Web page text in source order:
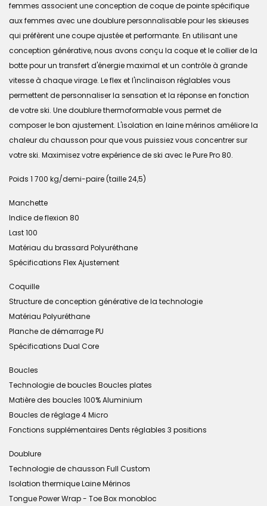
femmes associent une conception de coque de pointe spécifique
aux femmes avec une doublure personnalisable pour les skieuses
qui préfèrent une coupe ajustée et performante. En utilisant une
conception générative, nous avons conçu la coque et le collier de la
botte pour un transfert d'énergie maximal et un contrôle à grande
vitesse à chaque virage. Le flex et l'inclinaison réglables vous
permettent de personnaliser la sensation et la réponse en fonction
de votre ski. Une doublure thermoformable vous permet de
composer le bon ajustement. L'isolation en laine mérinos améliore la
chaleur du chausson pour que vous puissiez vous concentrer sur
votre ski. Maximisez votre expérience de ski avec le Pure Pro 80.
Poids 1 700 kg/demi-paire (taille 24,5)
Manchette
Indice de flexion 80
Last 100
Matériau du brassard Polyuréthane
Spécifications Flex Ajustement
Coquille
Structure de conception générative de la technologie
Matériau Polyuréthane
Planche de démarrage PU
Spécifications Dual Core
Boucles
Technologie de boucles Boucles plates
Matière des boucles 100% Aluminium
Boucles de réglage 4 Micro
Fonctions supplémentaires Dents réglables 3 positions
Doublure
Technologie de chausson Full Custom
Isolation thermique Laine Mérinos
Tongue Power Wrap - Toe Box monobloc